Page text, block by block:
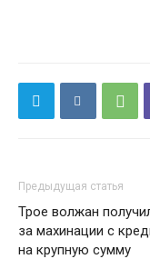
Предыдущая статья
Трое волжан
за махинации с
на крупную сумму